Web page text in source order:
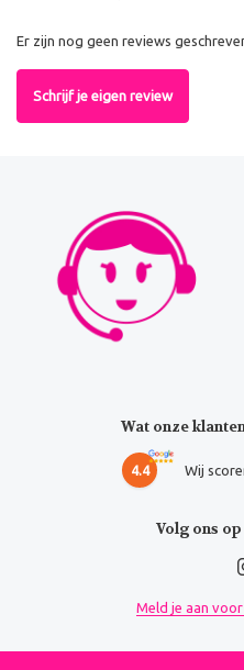
Er zijn nog geen reviews
Schrijf je eigen review
Wat onze
4.4 Wij
Volg ons
Meld je aan